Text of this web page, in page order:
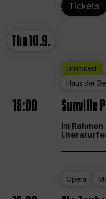
Tickets
Thu10.9.
Unlimited
Haus der
18:00 Sunville
Im
Opera